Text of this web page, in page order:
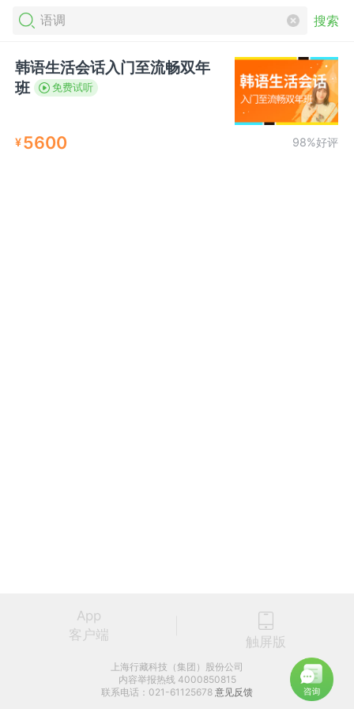
搜索
韩语生活会话入门至流畅双年
班
免费试听
¥5600 98%好评
App
客户端
触屏版
上海行藏科技（集团）股份公司
内容举报热线 4000850815
联系电话：021-61125678 意见反馈